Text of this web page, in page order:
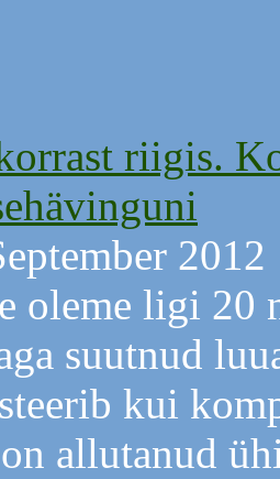
riigis.
2012
oleme ligi 20
suutnud
kui
allutanud